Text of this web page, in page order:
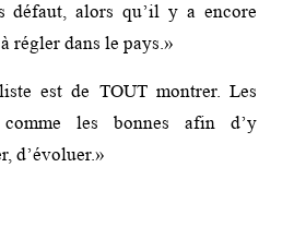
défaut, alors qu’il y a encore
régler dans le pays.»
est de TOUT montrer. Les
comme les bonnes afin d’y
d’évoluer.»